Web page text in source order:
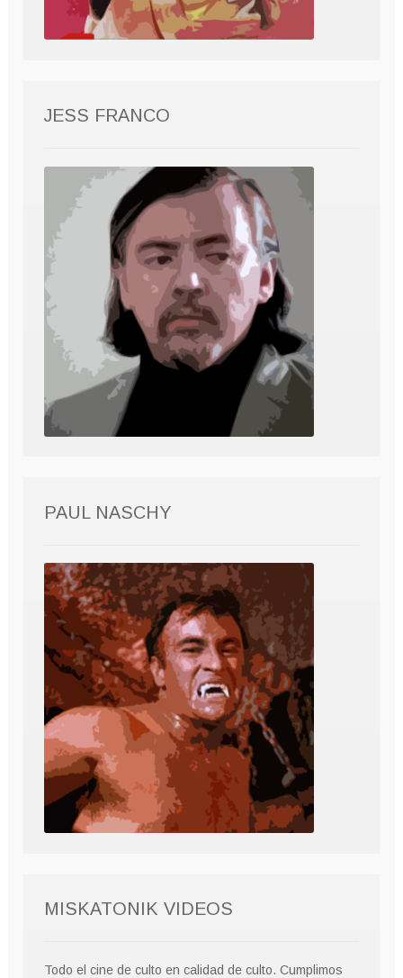
JESS FRANCO
PAUL NASCHY
MISKATONIK VIDEOS
Todo el cine de culto en calidad de culto. Cumplimos